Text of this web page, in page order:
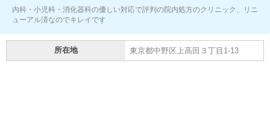
内科・小児科・消化器科の優しい対応で評判の院内処方のクリニック、リニ
ューアル済なのでキレイです
所在地 東京都中野区上高田３丁目1-13